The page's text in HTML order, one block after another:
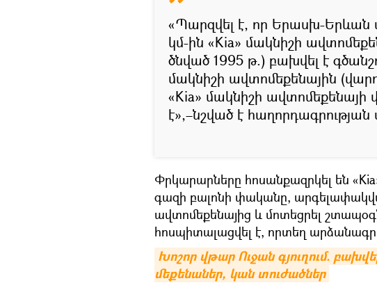
«Պարզվել է, որ Երասխ-
կմ-ին «Kia» մակնիշի
ծնված 1995 թ.) բախվել է
մակնիշի ավտոմեքենային
«Kia» մակնիշի ավտոմեքենայի
է»,–նշված է հաղորդագրության
Փրկարարները հոսանքազրկել են
գազի բալոնի փականը,
ավտոմեքենայից և մոտեցրել
հոսպիտալացվել է, որտեղ
Խոշոր վթար Ուջան գյուղում.
մեքենաներ, կան տուժածներ